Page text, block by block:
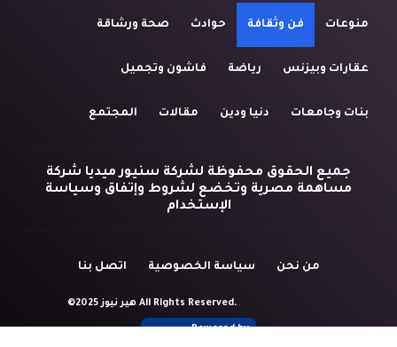
منوعات فن وثقافة حوادث صحة ورشاقة
عقارات وبيزنس رياضة فاشون وتجميل
بنات وجامعات دنيا ودين مقالات المجتمع
جميع الحقوق محفوظة لشركة سنيور ميديا شركة
مساهمة مصرية وتخضع لشروط وإتفاق وسياسة
الإستخدام
من نحن سياسة الخصوصية اتصل بنا
©2025 هير نيوز All Rights Reserved.
Powered by